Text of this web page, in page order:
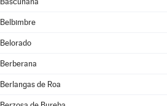
Belbimbre
Belorado
Berberana
Berlangas de Roa